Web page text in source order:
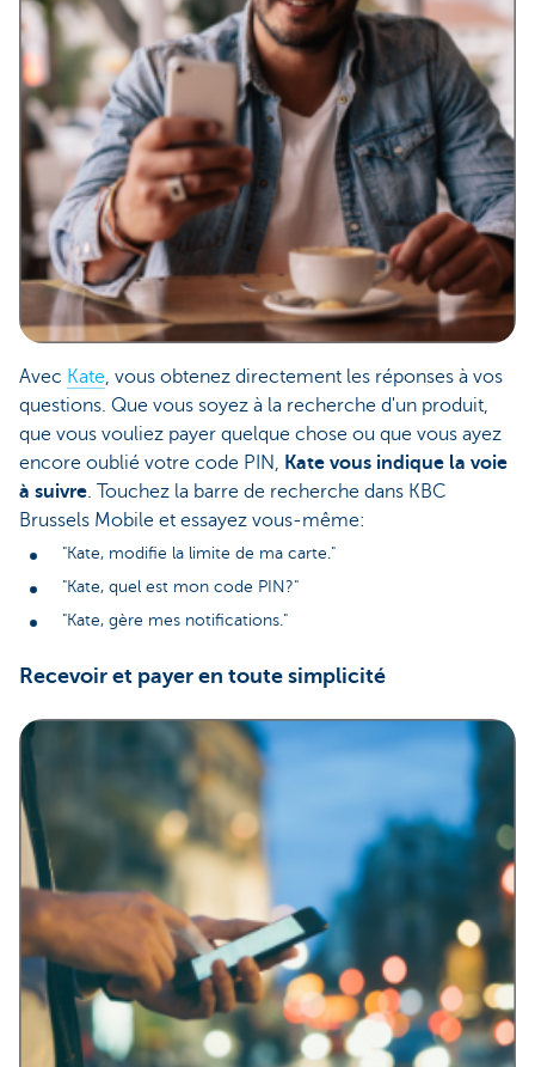
Avec Kate, vous obtenez directement les réponses à vos
questions. Que vous soyez à la recherche d'un produit,
que vous vouliez payer quelque chose ou que vous ayez
encore oublié votre code PIN, Kate vous indique la voie
à suivre. Touchez la barre de recherche dans KBC
Brussels Mobile et essayez vous-même:
"Kate, modifie la limite de ma carte."
"Kate, quel est mon code PIN?"
"Kate, gère mes notifications."
Recevoir et payer en toute simplicité